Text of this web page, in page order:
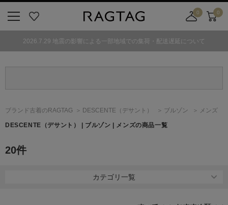
気
0
舗
カ
ト
0
2026.7.29 地震の影響による一部地域での集荷・配送遅延について
ブランド古着のRAGTAG DESCENTE （デサント） ブルゾン メンズ
DESCENTE （デサント） | ブルゾン | メンズの商品一覧
20件
カテゴリ一覧